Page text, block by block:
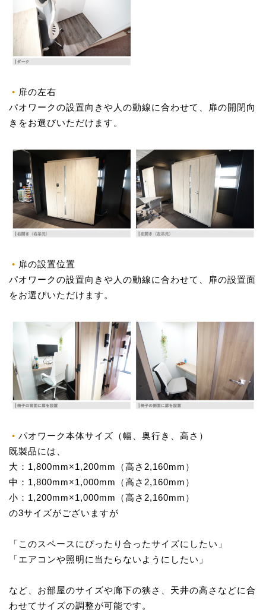
扉の左右
パオワークの設置向きや人の動線に合わせて、扉の開閉向
きをお選びいただけます。
扉の設置位置
パオワークの設置向きや人の動線に合わせて、扉の設置面
をお選びいただけます。
パオワーク本体サイズ（幅、奥行き、高さ）
既製品には、
大：1,800mm×1,200mm（高さ2,160mm）
中：1,800mm×1,000mm（高さ2,160mm）
小：1,200mm×1,000mm（高さ2,160mm）
の3サイズがございますが
「このスペースにぴったり合ったサイズにしたい」
「エアコンや照明に当たらないようにしたい」
など、お部屋のサイズや廊下の狭さ、天井の高さなどに合
わせてサイズの調整が可能です。